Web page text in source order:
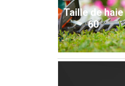
Taille de haie
60